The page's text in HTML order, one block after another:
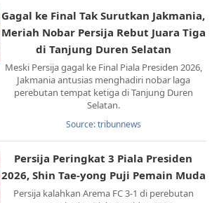
Gagal ke Final Tak Surutkan Jakmania,
Meriah Nobar Persija Rebut Juara Tiga
di Tanjung Duren Selatan
Meski Persija gagal ke Final Piala Presiden 2026,
Jakmania antusias menghadiri nobar laga
perebutan tempat ketiga di Tanjung Duren
Selatan.
Source: tribunnews
Persija Peringkat 3 Piala Presiden
2026, Shin Tae-yong Puji Pemain Muda
Persija kalahkan Arema FC 3-1 di perebutan